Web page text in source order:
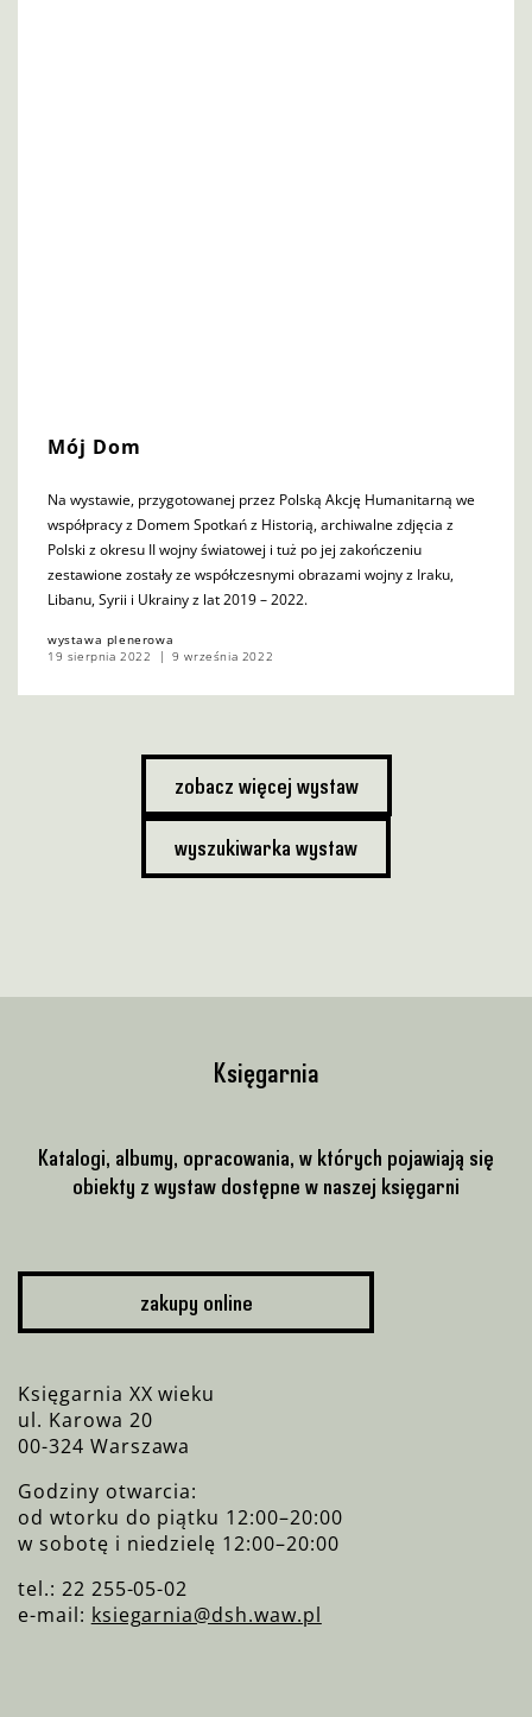
Mój Dom
Na wystawie, przygotowanej przez Polską Akcję Humanitarną we
współpracy z Domem Spotkań z Historią, archiwalne zdjęcia z
Polski z okresu II wojny światowej i tuż po jej zakończeniu
zestawione zostały ze współczesnymi obrazami wojny z Iraku,
Libanu, Syrii i Ukrainy z lat 2019 – 2022.
wystawa plenerowa
19 sierpnia 2022
9 września 2022
zobacz więcej wystaw
wyszukiwarka wystaw
Księgarnia
Katalogi, albumy, opracowania, w których pojawiają się
obiekty z wystaw dostępne w naszej księgarni
zakupy online
Księgarnia XX wieku
ul. Karowa 20
00-324 Warszawa
Godziny otwarcia:
od wtorku do piątku 12:00–20:00
w sobotę i niedzielę 12:00–20:00
tel.: 22 255-05-02
e-mail: ksiegarnia@dsh.waw.pl